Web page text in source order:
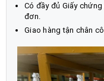
Có đầy đủ Giấy
đơn.
Giao hàng tận chân